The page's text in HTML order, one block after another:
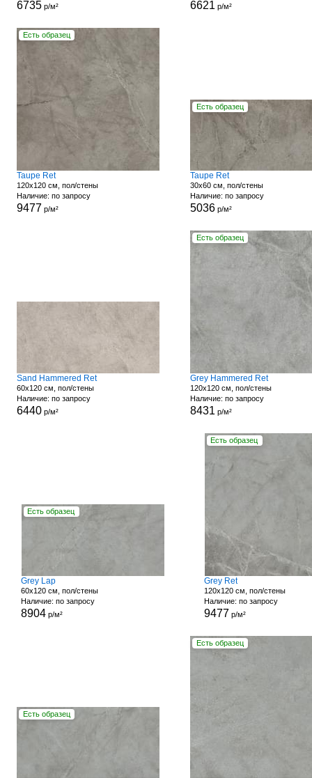
6735р/м² 6621 р/м²
Есть образец
Taupe Ret
120x120 см, пол/стены
Наличие: по запросу
9477 р/м²
Есть образец
Taupe Ret
30x60 см, пол/стены
Наличие: по запросу
5036р/м²
Sand Hammered Ret
60x120 см, пол/стены
Наличие: по запросу
6440р/м²
Есть образец
Grey Hammered Ret
120x120 см, пол/стены
Наличие: по запросу
8431 р/м²
Есть образец
Grey Lap
60x120 см, пол/стены
Наличие: по запросу
8904 р/м²
Есть образец
Grey Ret
120x120 см, пол/стены
Наличие: по запросу
9477 р/м²
Есть образец
Есть образец